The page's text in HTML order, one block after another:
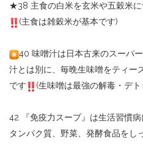
★38 主食の白米を玄米や五穀米
(主食は雑穀米が基本です)
40 味噌汁は日本古来のスーパ
汁とは別に、毎晩生味噌をティー
です
(生味噌は最強の解毒・デト
42 『免疫力スープ』は生活習慣
タンパク質、野菜、発酵食品をし